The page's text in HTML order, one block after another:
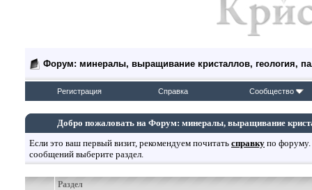
Форум: минералы, выращивание кристаллов, геология,
Регистрация Справка Сообщество
Добро пожаловать на Форум: минералы, выращивание
Если это ваш первый визит, рекомендуем почитать справку по
сообщений выберите раздел.
Раздел